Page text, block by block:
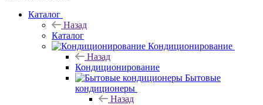
Каталог
Назад
Каталог
Кондиционирование
Назад
Кондиционирование
Бытовые
кондиционеры
Назад